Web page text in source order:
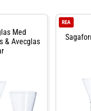
Med
& Avecglas
REA